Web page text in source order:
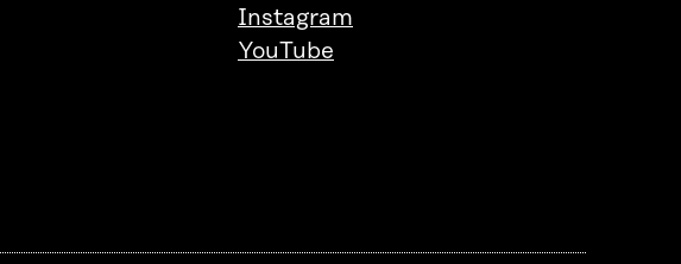
Instagram
YouTube